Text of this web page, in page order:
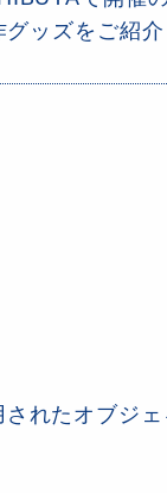
ッズをご紹
れたオブジ